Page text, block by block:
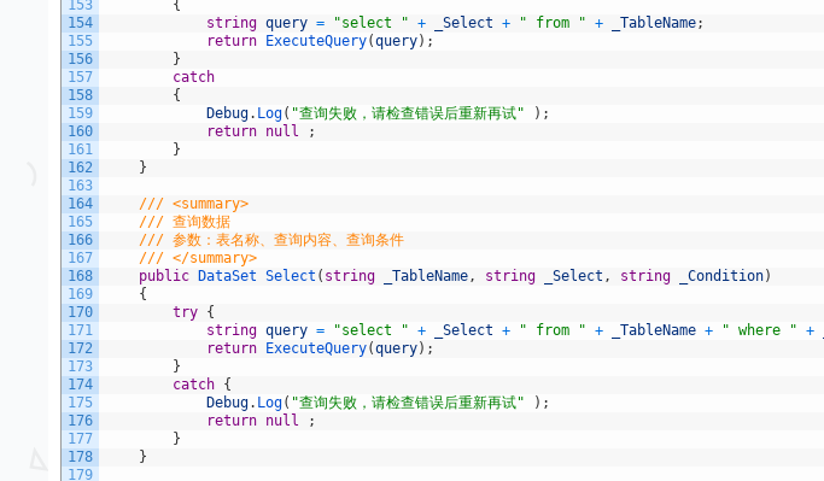
153
154
155
156
157
158
159
160
161
162
163
164
165
166
167
168
169
170
171
172
173
174
175
176
177
178
179
{
string query = "select " + _Select + " from " + _TableName;
return
ExecuteQuery(query) ;
}
catch
{
Debug. Log( "查询失败，请检查错误后重新再试" ) ;
return null
;
}
}
/// <summary>
/// 查询数据
/// 参数：表名称、查询内容、查询条件
/// </summary>
public
DataSet Select ( string _TableName, string _Select , string _Condition)
{
try {
string query = "select " + _Select + " from " + _TableName + " where " +
return
ExecuteQuery(query) ;
}
catch {
Debug. Log( "查询失败，请检查错误后重新再试" ) ;
return null
;
}
}